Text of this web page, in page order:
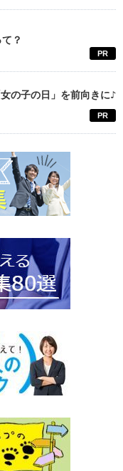
？
PR
の子の日」を前向きに♪
PR